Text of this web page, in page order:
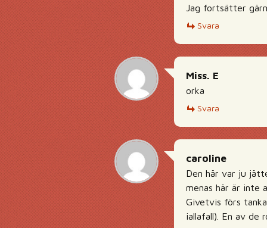
Jag fortsätter
Svara
Miss. E
orka
Svara
caroline
Den här var ju
menas här är inte
Givetvis förs
iallafall). En av